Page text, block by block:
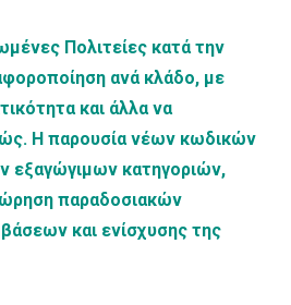
Πολιτείες κατά την
ανά κλάδο, με
και άλλα να
Η παρουσία νέων κωδικών
εξαγώγιμων κατηγοριών,
παραδοσιακών
και ενίσχυσης της